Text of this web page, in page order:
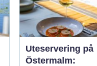
Uteservering på
Östermalm: